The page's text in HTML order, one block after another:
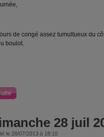
de congé assez tumultueux du
boulot.
28 juil
le 28/07/2013 à 18:10